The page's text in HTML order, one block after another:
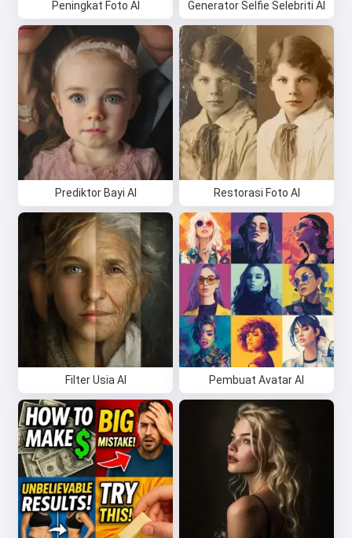
Peningkat Foto AI Generator Selfie Selebriti AI
Prediktor Bayi AI Restorasi Foto AI
Filter Usia AI Pembuat Avatar AI